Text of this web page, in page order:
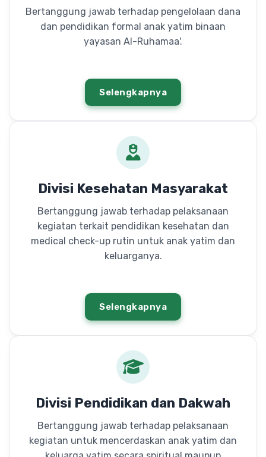
Bertanggung jawab terhadap pengelolaan dana
dan pendidikan formal anak yatim binaan
yayasan Al-Ruhamaa'.
Selengkapnya
Divisi Kesehatan Masyarakat
Bertanggung jawab terhadap pelaksanaan
kegiatan terkait pendidikan kesehatan dan
medical check-up rutin untuk anak yatim dan
keluarganya.
Selengkapnya
Divisi Pendidikan dan Dakwah
Bertanggung jawab terhadap pelaksanaan
kegiatan untuk mencerdaskan anak yatim dan